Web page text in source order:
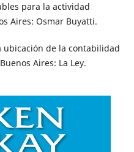
para la actividad
Aires: Osmar Buyatti.
ubicación de la contabilidad
Aires: La Ley.